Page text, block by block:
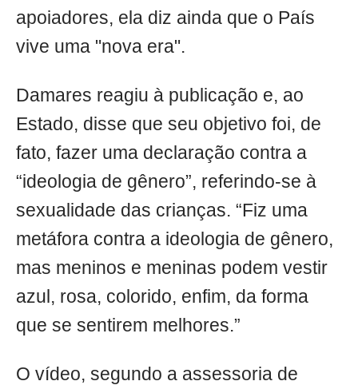
apoiadores, ela diz ainda que o País
vive uma "nova era".
Damares reagiu à publicação e, ao
Estado, disse que seu objetivo foi, de
fato, fazer uma declaração contra a
“ideologia de gênero”, referindo-se à
sexualidade das crianças. “Fiz uma
metáfora contra a ideologia de gênero,
mas meninos e meninas podem vestir
azul, rosa, colorido, enfim, da forma
que se sentirem melhores.”
O vídeo, segundo a assessoria de